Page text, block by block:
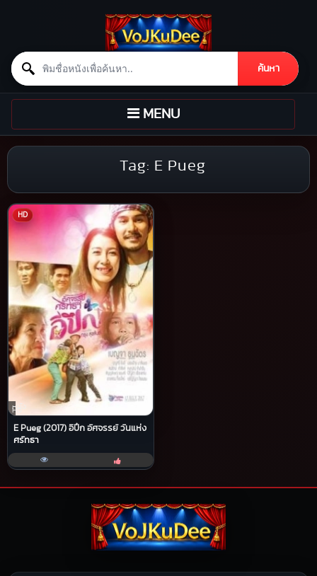
Search for:
ค้นหา
Skip to content
TOGGLE
NAVIGATION
MENU
Tag: E Pueg
HD
หนัง
HD
E Pueg (2017) อีปึก อัศจรรย์ วันแห่ง
ศรัทธา